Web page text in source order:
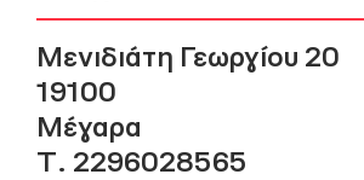
Μενιδιάτη Γεωργίου 20
19100
Μέγαρα
Τ. 2296028565